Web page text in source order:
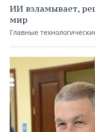
ИИ взламывает,
мир
Главные